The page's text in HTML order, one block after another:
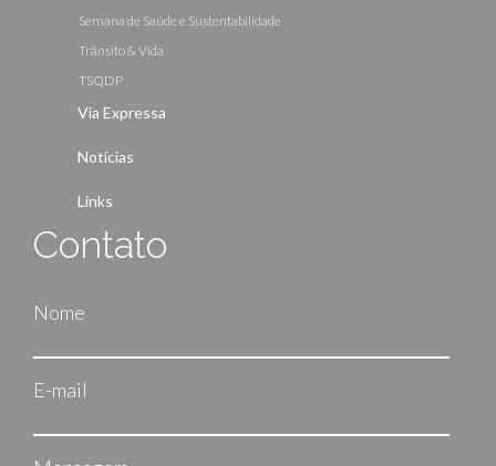
Semana de Saúde e Sustentabilidade
Trânsito & Vida
TSQDP
Via Expressa
Notícias
Links
Contato
Nome
E-mail